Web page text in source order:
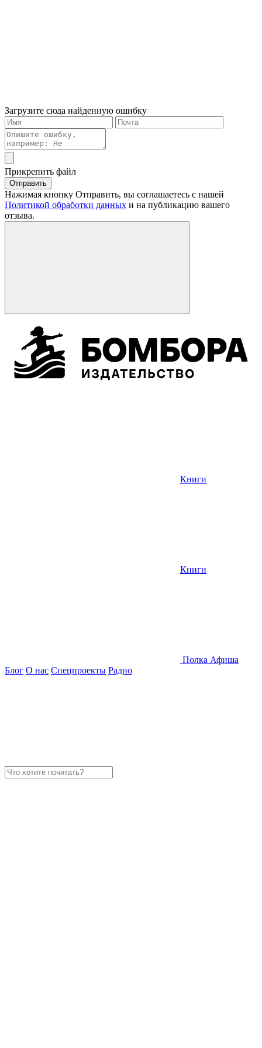
Загрузите сюда найденную ошибку
Прикрепить файл
Отправить
Нажимая кнопку Отправить, вы соглашаетесь с нашей
Политикой обработки данных и на публикацию вашего
отзыва.
Книги
Книги
Полка Афиша
Блог О нас Спецпроекты Радио